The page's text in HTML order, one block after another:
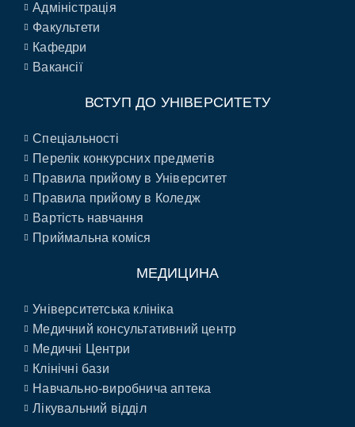
Адміністрація
Факультети
Кафедри
Вакансії
ВСТУП ДО УНІВЕРСИТЕТУ
Спеціальності
Перелік конкурсних предметів
Правила прийому в Університет
Правила прийому в Коледж
Вартість навчання
Приймальна коміся
МЕДИЦИНА
Університетська клініка
Медичний консультативний центр
Медичні Центри
Клінічні бази
Навчально-виробнича аптека
Лікувальний відділ